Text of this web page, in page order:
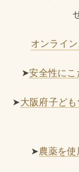
オンライ
➤安全性に
➤大阪府子ど
➤農薬を